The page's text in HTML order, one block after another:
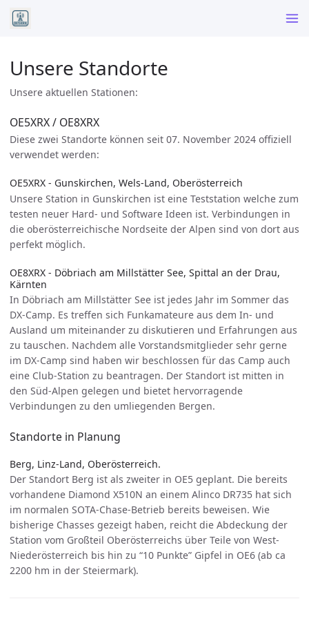
Unsere Standorte
Unsere aktuellen Stationen:
OE5XRX / OE8XRX
Diese zwei Standorte können seit 07. November 2024 offiziell
verwendet werden:
OE5XRX - Gunskirchen, Wels-Land, Oberösterreich
Unsere Station in Gunskirchen ist eine Teststation welche zum
testen neuer Hard- und Software Ideen ist. Verbindungen in
die oberösterreichische Nordseite der Alpen sind von dort aus
perfekt möglich.
OE8XRX - Döbriach am Millstätter See, Spittal an der Drau,
Kärnten
In Döbriach am Millstätter See ist jedes Jahr im Sommer das
DX-Camp. Es treffen sich Funkamateure aus dem In- und
Ausland um miteinander zu diskutieren und Erfahrungen aus
zu tauschen. Nachdem alle Vorstandsmitglieder sehr gerne
im DX-Camp sind haben wir beschlossen für das Camp auch
eine Club-Station zu beantragen. Der Standort ist mitten in
den Süd-Alpen gelegen und bietet hervorragende
Verbindungen zu den umliegenden Bergen.
Standorte in Planung
Berg, Linz-Land, Oberösterreich.
Der Standort Berg ist als zweiter in OE5 geplant. Die bereits
vorhandene Diamond X510N an einem Alinco DR735 hat sich
im normalen SOTA-Chase-Betrieb bereits beweisen. Wie
bisherige Chasses gezeigt haben, reicht die Abdeckung der
Station vom Großteil Oberösterreichs über Teile von West-
Niederösterreich bis hin zu “10 Punkte” Gipfel in OE6 (ab ca
2200 hm in der Steiermark).